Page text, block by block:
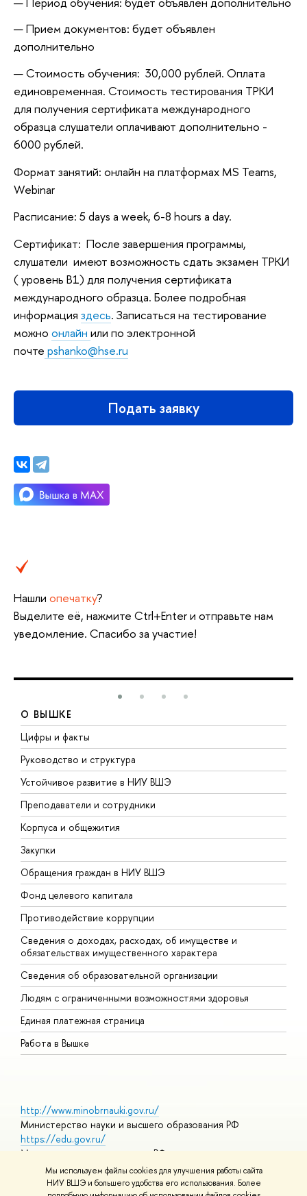
Мы используем файлы cookies для улучшения работы сайта
НИУ ВШЭ и большего удобства его использования. Более
Прием документов: будет объявлен
дополнительно
Стоимость обучения: 30,000 рублей. Оплата
единовременная. Стоимость тестирования ТРКИ
для получения сертификата международного
образца слушатели оплачивают дополнительно -
6000 рублей.
Формат занятий: онлайн на платформах MS Teams,
Webinar
Расписание: 5 days a week, 6-8 hours a day.
Сертификат: После завершения программы,
слушатели имеют возможность сдать экзамен ТРКИ
( уровень В1) для получения сертификата
международного образца. Более подробная
информация здесь. Записаться на тестирование
можно онлайн или по электронной
почте pshanko@hse.ru
Подать заявку
Нашли опечатку?
Выделите её, нажмите Ctrl+Enter и отправьте нам
уведомление. Спасибо за участие!
О ВЫШКЕ
Цифры и факты
Руководство и структура
Устойчивое развитие в НИУ ВШЭ
Преподаватели и сотрудники
Корпуса и общежития
Закупки
Обращения граждан в НИУ ВШЭ
Фонд целевого капитала
Противодействие коррупции
Сведения о доходах, расходах, об имуществе и
обязательствах имущественного характера
Сведения об образовательной организации
Людям с ограниченными возможностями здоровья
Единая платежная страница
Работа в Вышке
http://www.minobrnauki.gov.ru/
Министерство науки и высшего образования РФ
https://edu.gov.ru/
Министерство просвещения РФ
https://elearning.hse.ru/mooc
Массовые открытые онлайн-курсы